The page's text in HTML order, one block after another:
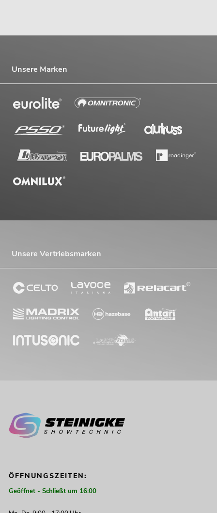
Unsere Marken
Unsere Vertriebsmarken
ÖFFNUNGSZEITEN:
Geöffnet - Schließt um 16:00